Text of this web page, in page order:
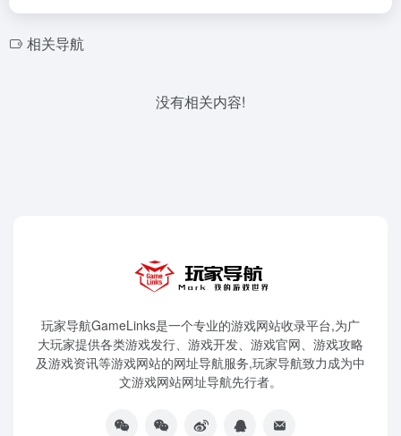
相关导航
没有相关内容!
玩家导航GameLinks是一个专业的游戏网站收录平台,为广
大玩家提供各类游戏发行、游戏开发、游戏官网、游戏攻略
及游戏资讯等游戏网站的网址导航服务,玩家导航致力成为中
文游戏网站网址导航先行者。